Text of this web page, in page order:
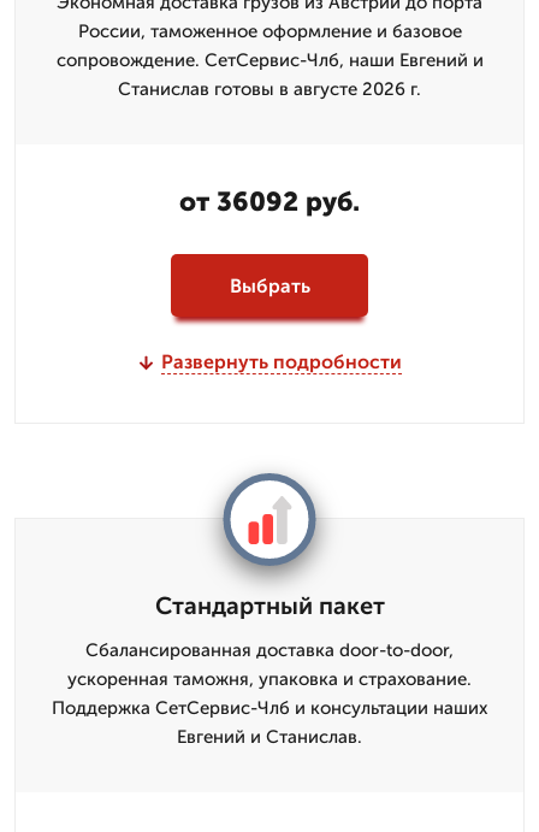
России, таможенное оформление и базовое
сопровождение. СетСервис-Члб, наши Евгений и
Станислав готовы в августе 2026 г.
от 36092 руб.
Выбрать
Развернуть подробности
Стандартный пакет
Сбалансированная доставка door-to-door,
ускоренная таможня, упаковка и страхование.
Поддержка СетСервис-Члб и консультации наших
Евгений и Станислав.